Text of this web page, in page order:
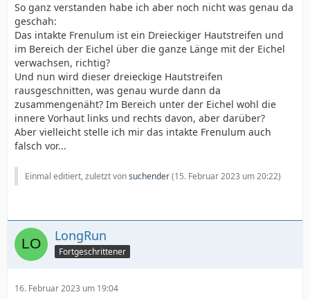
So ganz verstanden habe ich aber noch nicht was genau da
geschah:
Das intakte Frenulum ist ein Dreieckiger Hautstreifen und
im Bereich der Eichel über die ganze Länge mit der Eichel
verwachsen, richtig?
Und nun wird dieser dreieckige Hautstreifen
rausgeschnitten, was genau wurde dann da
zusammengenäht? Im Bereich unter der Eichel wohl die
innere Vorhaut links und rechts davon, aber darüber?
Aber vielleicht stelle ich mir das intakte Frenulum auch
falsch vor...
Einmal editiert, zuletzt vonsuchender(15. Februar 2023 um 20:22)
LongRun
Fortgeschrittener
16. Februar 2023 um 19:04